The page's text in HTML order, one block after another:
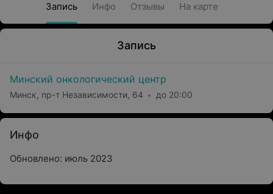
Запись Инфо Отзывы На карте
Запись
Минский онкологический центр
Минск, пр-т Независимости, 64 до 20:00
Инфо
Обновлено: июль 2023